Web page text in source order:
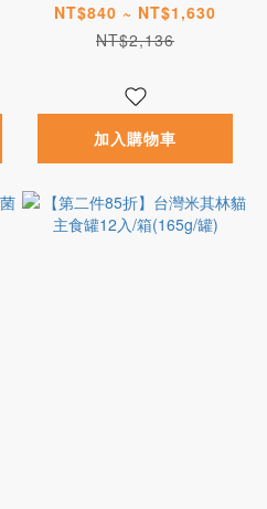
NT$840 ~ NT$1,630
NT$2,136
加入購物車